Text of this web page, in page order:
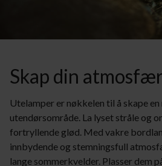
Skap din
Utelamper er nøkkelen til å skape
utendørsområde. La lyset stråle og
fortryllende glød. Med vakre
innbydende og stemningsfull
lange sommerkvelder. Plasser dem